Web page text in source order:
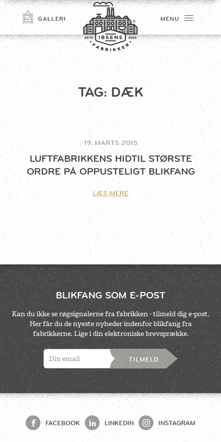
TILMELD
GALLERI MENU
TAG:DÆK
19. MARTS 2015
LUFTFABRIKKENS HIDTIL STØRSTE
ORDRE PÅ OPPUSTELIGT BLIKFANG
LÆS MERE
BLIKFANG SOM E-POST
Kan du ikke se røgsignalerne fra fabrikken - tilmeld dig e-post.
Her får du de nyeste nyheder indenfor blikfang fra
fabrikkerne. Lige i din elektroniske brevsprække.
TILMELD
FACEBOOK LINKEDIN INSTAGRAM